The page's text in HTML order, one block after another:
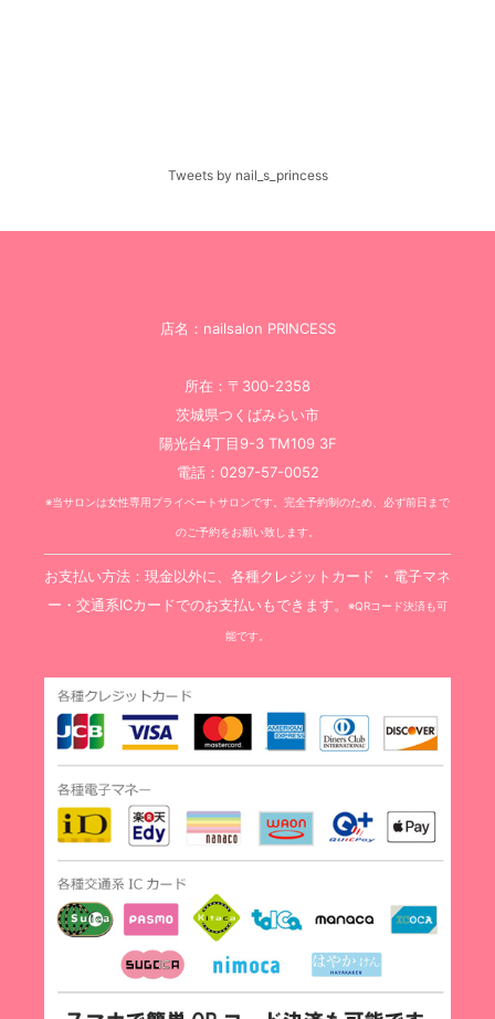
Tweets by nail_s_princess
店名：nailsalon PRINCESS
所在：〒300-2358
茨城県つくばみらい市
陽光台4丁目9-3 TM109 3F
電話：0297-57-0052
※当サロンは女性専用プライベートサロンです。完全予約制のため、必ず前日まで
のご予約をお願い致します。
お支払い方法：現金以外に、各種クレジットカード ・電子マネ
ー・交通系ICカードでのお支払いもできます。
※QRコード決済も可
能です。